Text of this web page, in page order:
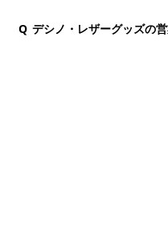
Q デシノ・レザーグッズの